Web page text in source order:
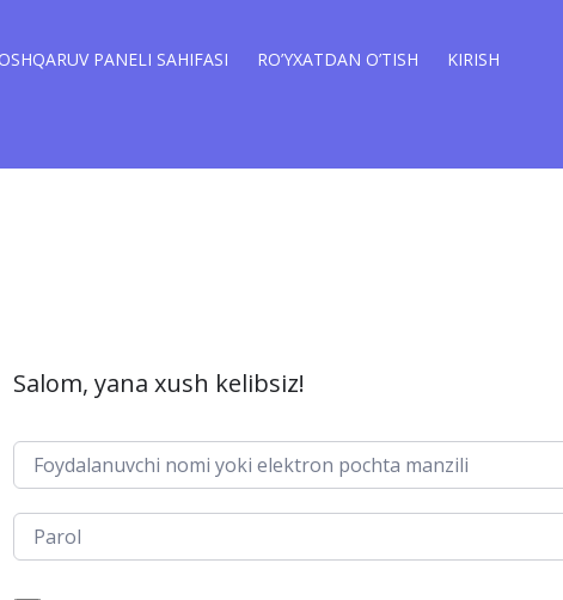
PANELI SAHIFASI RO’YXATDAN O’TISH KIRISH
Salom, yana xush kelibsiz!